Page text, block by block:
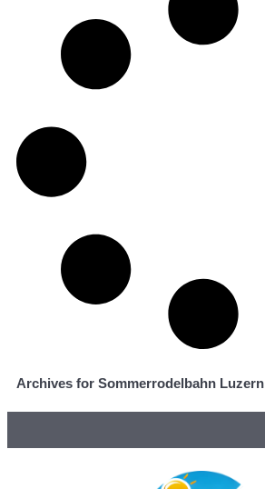
Archives for Sommerrodelbahn Luzern